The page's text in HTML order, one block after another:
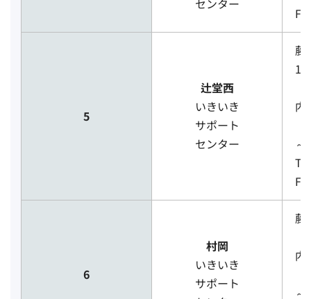
センター
5
辻堂西
いきいき
サポート
センター
藤
1-
内
～
6
村岡
いきいき
サポート
藤
内
～